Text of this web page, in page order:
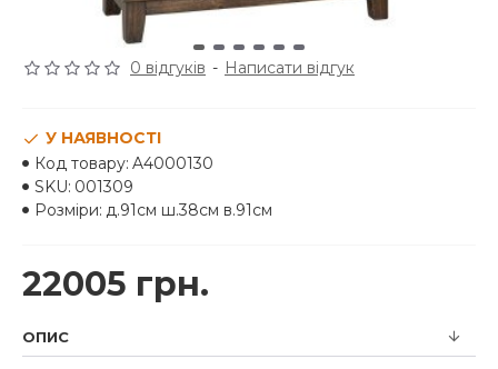
0 відгуків - Написати відгук
22005 грн.
У НАЯВНОСТІ
Код товару: A4000130
SKU: 001309
Розміри: д.91см ш.38см в.91см
ОПИС